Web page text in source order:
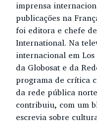
imprensa
publicações na
foi editora e chefe
International. Na
internacional em
da Globosat e da
programa de crítica
da rede pública
contribuiu, com um
escrevia sobre